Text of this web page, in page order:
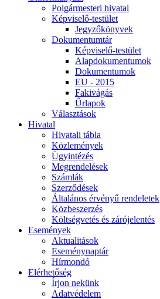
Polgármesteri hivatal
Képviselő-testület
Jegyzőkönyvek
Dokumentumtár
Képviselő-testület
Alapdokumentumok
Dokumentumok
EU - 2015
Fakivágás
Űrlapok
Választások
Hivatal
Hivatali tábla
Közlemények
Ügyintézés
Megrendelések
Számlák
Szerződések
Általános érvényű rendeletek
Közbeszerzés
Költségvetés és zárójelentés
Események
Aktualitások
Eseménynaptár
Hírmondó
Elérhetőség
Írjon nekünk
Adatvédelem